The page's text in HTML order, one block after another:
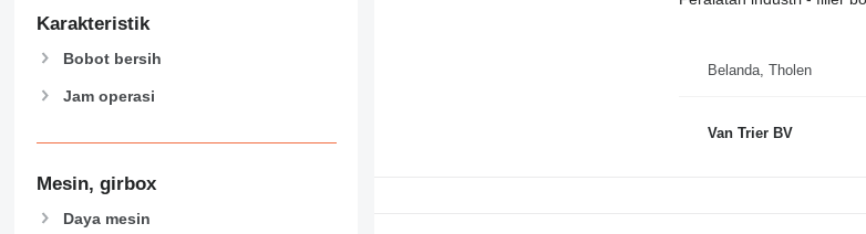
Karakteristik
Bobot bersih
Jam operasi
Mesin, girbox
Daya mesin
Belanda, Tholen
Van Trier BV